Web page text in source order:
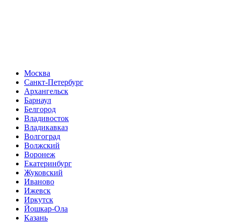
Москва
Санкт-Петербург
Архангельск
Барнаул
Белгород
Владивосток
Владикавказ
Волгоград
Волжский
Воронеж
Екатеринбург
Жуковский
Иваново
Ижевск
Иркутск
Йошкар-Ола
Казань